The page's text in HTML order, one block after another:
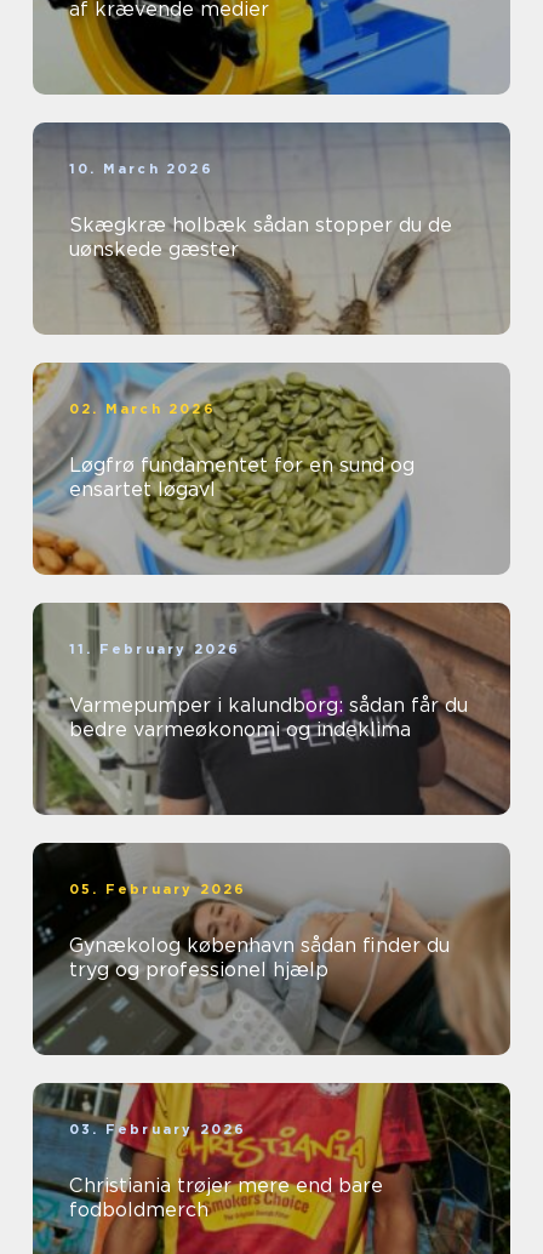
af krævende medier
10. March 2026
Skægkræ holbæk sådan stopper du de
uønskede gæster
02. March 2026
Løgfrø fundamentet for en sund og
ensartet løgavl
11. February 2026
Varmepumper i kalundborg: sådan får du
bedre varmeøkonomi og indeklima
05. February 2026
Gynækolog københavn sådan finder du
tryg og professionel hjælp
03. February 2026
Christiania trøjer mere end bare
fodboldmerch